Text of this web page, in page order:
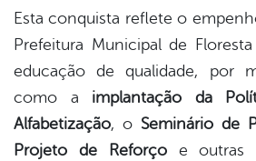
Esta conquista reflete o
Prefeitura Municipal de
educação de qualidade, por
como a implantação da
Alfabetização, o Seminário de
Projeto de Reforçoe outras